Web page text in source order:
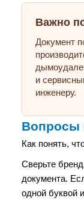
Важно
Документ
и
инженеру.
Вопросы
Как понять,
Сверьте
документа.
одной буквой